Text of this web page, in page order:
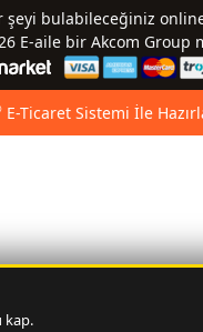
bulabileceğiniz
E-aile bir Akcom Group
E-Ticaret Sistemi İle
kap.